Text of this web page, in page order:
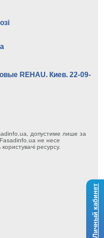
Личный кабинет
REHAU. Киев. 22-09-
допустиме лише за
не несе
ресурсу.